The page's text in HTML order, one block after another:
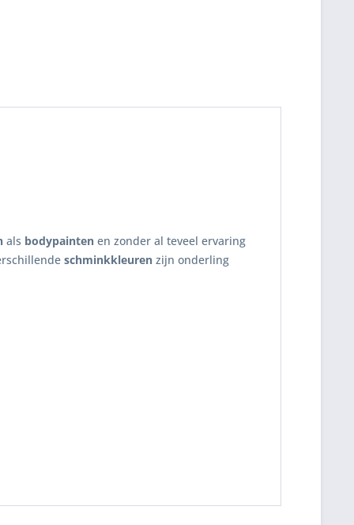
als bodypainten en zonder al teveel ervaring
schminkkleuren zijn onderling